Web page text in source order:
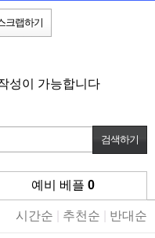
크랩하기
성이 가능합니다
예비 베플 0
시간순 추천순 반대순